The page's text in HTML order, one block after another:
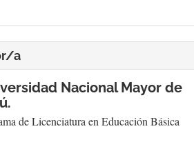
a
Nacional Mayor de
de Licenciatura en Educación Básica